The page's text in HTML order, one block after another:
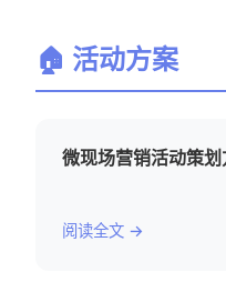
🏠 活动方案
微现场营销活动策划
阅读全文 →